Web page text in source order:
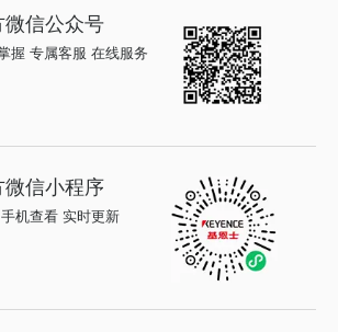
微信公众号
握 专属客服 在线服务
微信小程序
机查看 实时更新